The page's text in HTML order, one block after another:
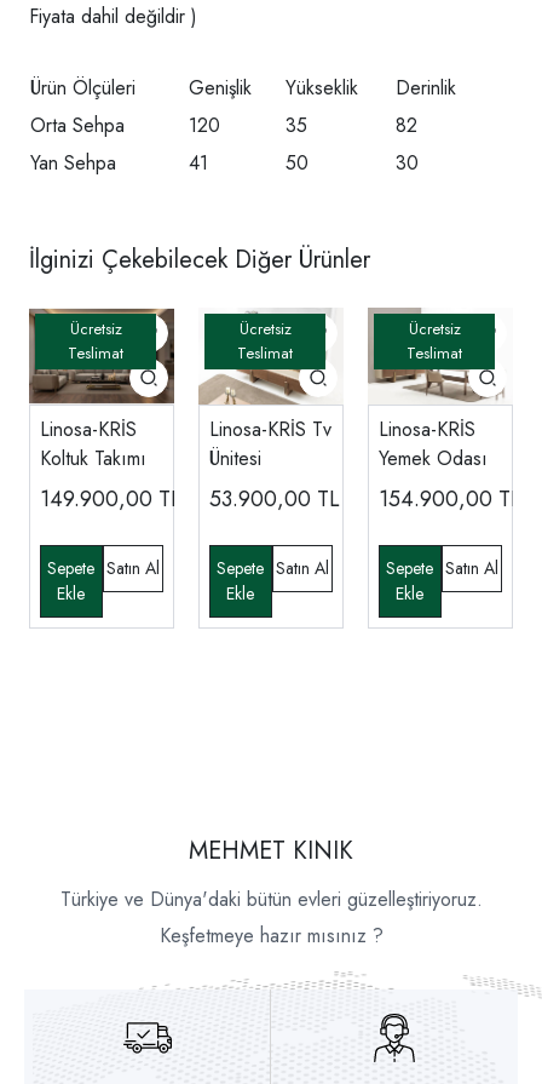
Fiyata dahil değildir )
Ürün Ölçüleri Genişlik Yükseklik
Derinlik
Orta Sehpa
120 35
82
Yan Sehpa
41 50 30
İlginizi Çekebilecek Diğer Ürünler
Linosa-KRİS
Koltuk Takımı
149.900,00 TL
Linosa-KRİS Tv
Ünitesi
53.900,00 TL
Linosa-KRİS
Yemek Odası
154.900,00 TL
MEHMET KINIK
Türkiye ve Dünya'daki bütün evleri güzelleştiriyoruz.
Keşfetmeye hazır mısınız ?